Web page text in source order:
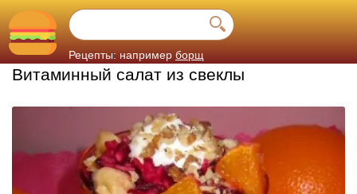
Рецепты: например борщ
Витаминный салат из свеклы